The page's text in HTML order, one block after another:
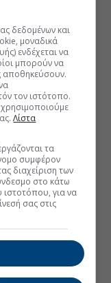
δεδομένων και
μοναδικά
ενδέχεται να
μπορούν να
αποθηκεύσουν.
τον ιστότοπο.
χρησιμοποιούμε
Λίστα
τα
συμφέρον
διαχείριση των
στο κάτω
ιστοτόπου, για να
σας στις